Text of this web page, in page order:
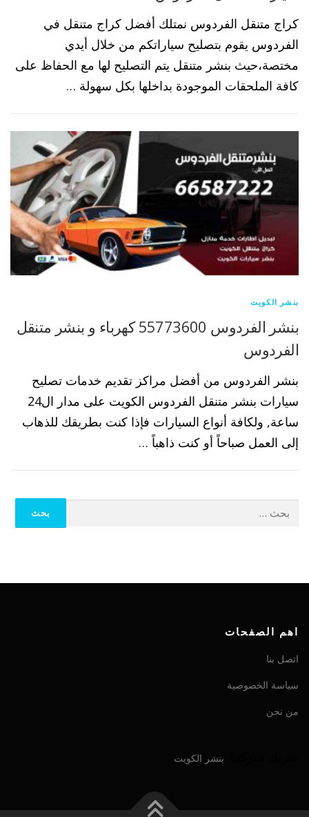
كراج متنقل الفردوس نمتلك أفضل كراج متنقل في
الفردوس يقوم بتصليح سياراتكم من خلال أيدي
مختصة،حيث بنشر متنقل يتم التصليح لها مع الحفاظ على
كافة الملحقات الموجودة بداخلها بكل سهولة …
بنشر الكويت
بنشر الفردوس 55773600 كهرباء و بنشر متنقل
الفردوس
بنشر الفردوس من أفضل مراكز تقديم خدمات تصليح
سيارات بنشر متنقل الفردوس الكويت على مدار ال24
ساعة, ولكافة أنواع السيارات فإذا كنت بطريقك للذهاب
إلى العمل صباحاً أو كنت ذاهباً …
اهم الصفحات
اتصل بنا
سياسة الخصوصية
من نحن
بنشر الكويت